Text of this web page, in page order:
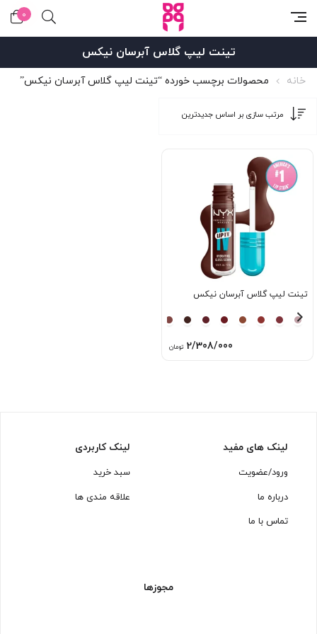
0
تینت لیپ گلاس آبرسان نیکس
خانه محصولات برچسب خورده “تینت لیپ گلاس آبرسان نیکس”
تینت لیپ گلاس آبرسان نیکس
2/308/000 تومان
لینک های مفید
ورود/عضویت
درباره ما
تماس با ما
لینک کاربردی
سبد خرید
علاقه مندی ها
مجوزها